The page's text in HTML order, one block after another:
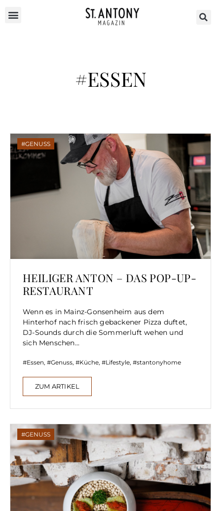
#ESSEN
GENUSS
HEILIGER ANTON – DAS POP-UP-
RESTAURANT
Wenn es in Mainz-Gonsenheim aus dem
Hinterhof nach frisch gebackener Pizza duftet,
DJ-Sounds durch die Sommerluft wehen und
sich Menschen...
Essen, Genuss, Küche, Lifestyle, stantonyhome
ZUM ARTIKEL
GENUSS